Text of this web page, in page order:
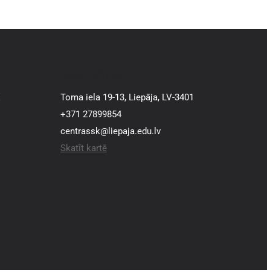
Toma iela 19-13, Liepāja, LV-3401
+371 27899854
centrassk@liepaja.edu.lv
Skatīt kartē